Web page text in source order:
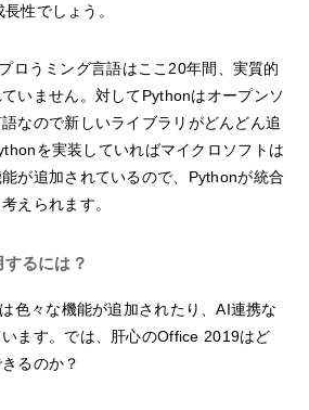
性でしょう。
ロうミング言語はここ20年間、実質的
いません。対してPythonはオープンソ
なので新しいライブラリがどんどん追
を実装していればマイクロソフトは
が追加されているので、Pythonが統合
えられます。
るには？
色々な機能が追加されたり、AI連携な
ます。では、肝心のOffice 2019はど
るのか？